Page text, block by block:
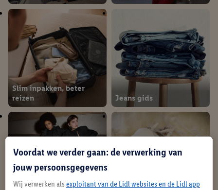
Slim inpakken, beter
reizen
Jeans gids
Voordat we verder gaan: de verwerking van
jouw persoonsgegevens
Wij verwerken als exploitant van de Lidl websites en de Lidl app